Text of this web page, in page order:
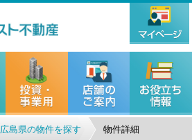
広島県の物件を探す 物件詳細